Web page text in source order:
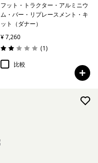
フット・トラクター・アルミニウ
ム・バー・リプレースメント・キ
ット（ダナー）
¥ 7,260
評価: 2.0 / 5
(1レビュー
)
比較